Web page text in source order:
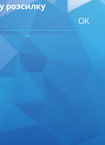
розсилку
OK